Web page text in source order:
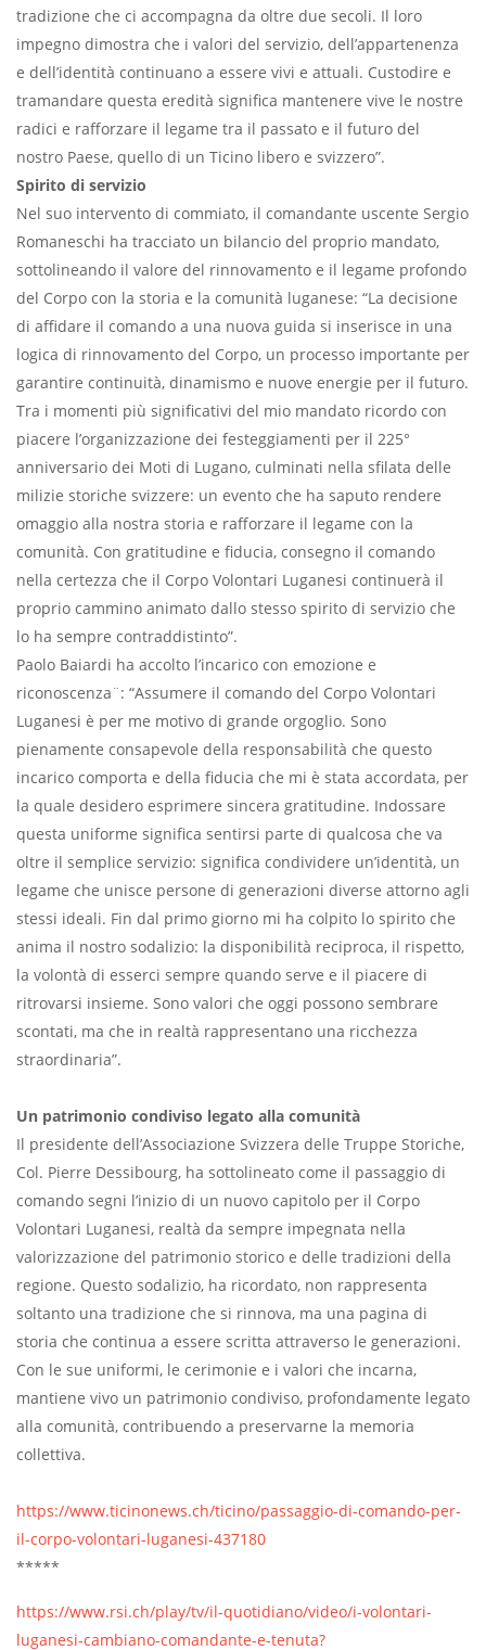
tradizione che ci accompagna da oltre due secoli. Il loro
impegno dimostra che i valori del servizio, dell’appartenenza
e dell’identità continuano a essere vivi e attuali. Custodire e
tramandare questa eredità significa mantenere vive le nostre
radici e rafforzare il legame tra il passato e il futuro del
nostro Paese, quello di un Ticino libero e svizzero”.
Spirito di servizio
Nel suo intervento di commiato, il comandante uscente Sergio
Romaneschi ha tracciato un bilancio del proprio mandato,
sottolineando il valore del rinnovamento e il legame profondo
del Corpo con la storia e la comunità luganese: “La decisione
di affidare il comando a una nuova guida si inserisce in una
logica di rinnovamento del Corpo, un processo importante per
garantire continuità, dinamismo e nuove energie per il futuro.
Tra i momenti più significativi del mio mandato ricordo con
piacere l’organizzazione dei festeggiamenti per il 225°
anniversario dei Moti di Lugano, culminati nella sfilata delle
milizie storiche svizzere: un evento che ha saputo rendere
omaggio alla nostra storia e rafforzare il legame con la
comunità. Con gratitudine e fiducia, consegno il comando
nella certezza che il Corpo Volontari Luganesi continuerà il
proprio cammino animato dallo stesso spirito di servizio che
lo ha sempre contraddistinto”.
Paolo Baiardi ha accolto l’incarico con emozione e
riconoscenza¨: “Assumere il comando del Corpo Volontari
Luganesi è per me motivo di grande orgoglio. Sono
pienamente consapevole della responsabilità che questo
incarico comporta e della fiducia che mi è stata accordata, per
la quale desidero esprimere sincera gratitudine. Indossare
questa uniforme significa sentirsi parte di qualcosa che va
oltre il semplice servizio: significa condividere un’identità, un
legame che unisce persone di generazioni diverse attorno agli
stessi ideali. Fin dal primo giorno mi ha colpito lo spirito che
anima il nostro sodalizio: la disponibilità reciproca, il rispetto,
la volontà di esserci sempre quando serve e il piacere di
ritrovarsi insieme. Sono valori che oggi possono sembrare
scontati, ma che in realtà rappresentano una ricchezza
straordinaria”.
Un patrimonio condiviso legato alla comunità
Il presidente dell’Associazione Svizzera delle Truppe Storiche,
Col. Pierre Dessibourg, ha sottolineato come il passaggio di
comando segni l’inizio di un nuovo capitolo per il Corpo
Volontari Luganesi, realtà da sempre impegnata nella
valorizzazione del patrimonio storico e delle tradizioni della
regione. Questo sodalizio, ha ricordato, non rappresenta
soltanto una tradizione che si rinnova, ma una pagina di
storia che continua a essere scritta attraverso le generazioni.
Con le sue uniformi, le cerimonie e i valori che incarna,
mantiene vivo un patrimonio condiviso, profondamente legato
alla comunità, contribuendo a preservarne la memoria
collettiva.
https://www.ticinonews.ch/ticino/passaggio-di-comando-per-
il-corpo-volontari-luganesi-437180
*****
https://www.rsi.ch/play/tv/il-quotidiano/video/i-volontari-
luganesi-cambiano-comandante-e-tenuta?